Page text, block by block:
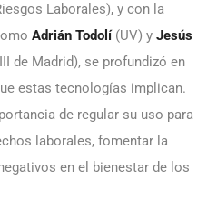
Laborales), y con la
Adrián Todolí(UV) y Jesús
de Madrid), se profundizó en
estas tecnologías implican.
de regular su uso para
laborales, fomentar la
en el bienestar de los